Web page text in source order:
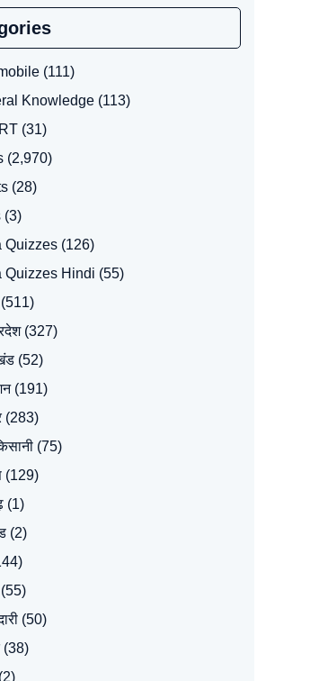
(111)
Knowledge(113)
(31)
(2,970)
(28)
(3)
Quizzes(126)
Quizzes Hindi (55)
(327)
(52)
(191)
(283)
(75)
(129)
(1)
(2)
(50)
(38)